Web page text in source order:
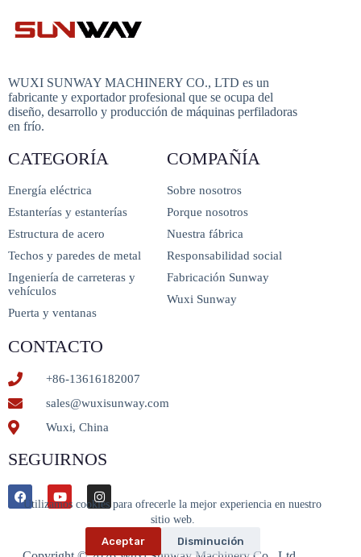
Utilizamos cookies para ofrecerle la mejor experiencia en nuestro
sitio web.
Aceptar
Disminución
WUXI SUNWAY MACHINERY CO., LTD es un
fabricante y exportador profesional que se ocupa del
diseño, desarrollo y producción de máquinas perfiladoras
en frío.
CATEGORÍA
Energía eléctrica
Estanterías y estanterías
Estructura de acero
Techos y paredes de metal
Ingeniería de carreteras y
vehículos
Puerta y ventanas
COMPAÑÍA
Sobre nosotros
Porque nosotros
Nuestra fábrica
Responsabilidad social
Fabricación Sunway
Wuxi Sunway
CONTACTO
+86-13616182007
sales@wuxisunway.com
Wuxi, China
SEGUIRNOS